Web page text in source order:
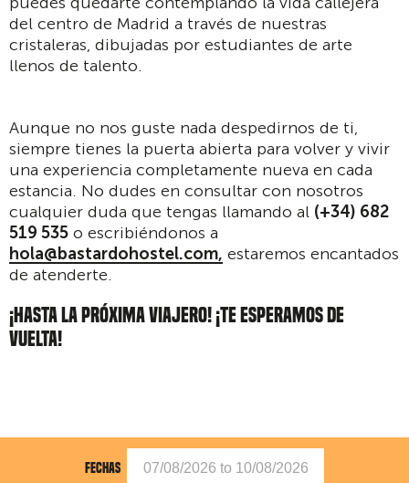
del centro de Madrid a través de nuestras
cristaleras, dibujadas por estudiantes de arte
llenos de talento.
Aunque no nos guste nada despedirnos de ti,
siempre tienes la puerta abierta para volver y vivir
una experiencia completamente nueva en cada
estancia. No dudes en consultar con nosotros
cualquier duda que tengas llamando al (+34) 682
519 535 o escribiéndonos a
hola@bastardohostel.com, estaremos encantados
de atenderte.
¡HASTA LA PRÓXIMA VIAJERO! ¡TE ESPERAMOS DE
VUELTA!
FECHAS